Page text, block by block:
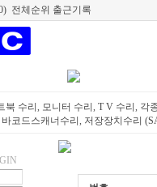
전체순위 출근기록
북 수리, 모니터 수리, T V 수리, 각
코드스캐너수리, 저장장치수리